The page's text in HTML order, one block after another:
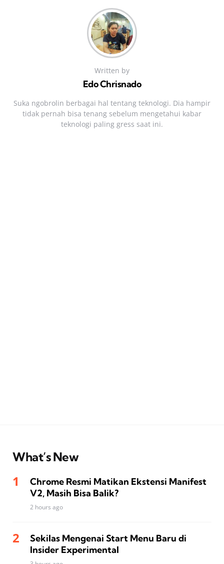
Written by
Edo Chrisnado
Suka ngobrolin berbagai hal tentang teknologi. Dia hampir
tidak pernah bisa tenang sebelum mengetahui kabar
teknologi paling gress saat ini.
What’s New
Chrome Resmi Matikan Ekstensi Manifest
V2, Masih Bisa Balik?
2 hours ago
Sekilas Mengenai Start Menu Baru di
Insider Experimental